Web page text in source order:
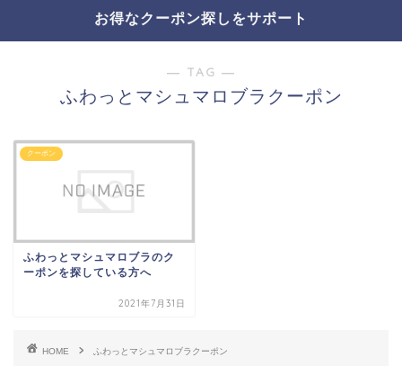
お得なクーポン探しをサポート
― TAG ―
ふわっとマシュマロブラクーポン
クーポン
ふわっとマシュマロブラのク
ーポンを探している方へ
2021年7月31日
HOME ふわっとマシュマロブラクーポン